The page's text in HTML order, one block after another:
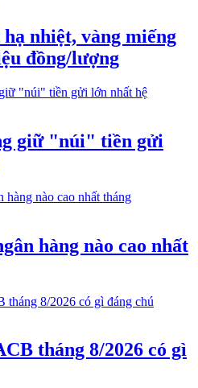
nhiệt, vàng miếng
đồng/lượng
giữ "núi" tiền gửi
hàng nào cao nhất
tháng 8/2026 có gì